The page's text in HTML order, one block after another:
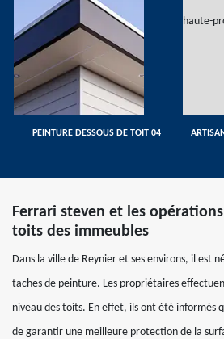
PEINTURE DESSOUS DE TOIT 04
Ferrari steven et les
toits des immeubles
Dans la ville de Reynier et ses environs, il est
taches de peinture. Les propriétaires
niveau des toits. En effet, ils ont été informés
de garantir une meilleure protection de la